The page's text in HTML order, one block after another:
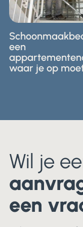
Wij leggen het je
uit.
een
waar je op
Wil je
een